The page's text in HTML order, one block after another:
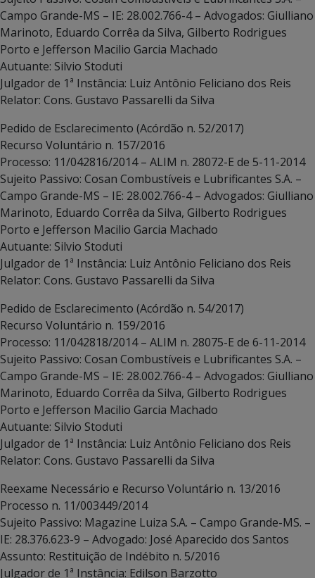
Campo Grande-MS – IE: 28.002.766-4 – Advogados: Giulliano
Marinoto, Eduardo Corrêa da Silva, Gilberto Rodrigues
Porto e Jefferson Macilio Garcia Machado
Autuante: Silvio Stoduti
Julgador de 1ª Instância: Luiz Antônio Feliciano dos Reis
Relator: Cons. Gustavo Passarelli da Silva
Pedido de Esclarecimento (Acórdão n. 52/2017)
Recurso Voluntário n. 157/2016
Processo: 11/042816/2014 – ALIM n. 28072-E de 5-11-2014
Sujeito Passivo: Cosan Combustíveis e Lubrificantes S.A. –
Campo Grande-MS – IE: 28.002.766-4 – Advogados: Giulliano
Marinoto, Eduardo Corrêa da Silva, Gilberto Rodrigues
Porto e Jefferson Macilio Garcia Machado
Autuante: Silvio Stoduti
Julgador de 1ª Instância: Luiz Antônio Feliciano dos Reis
Relator: Cons. Gustavo Passarelli da Silva
Pedido de Esclarecimento (Acórdão n. 54/2017)
Recurso Voluntário n. 159/2016
Processo: 11/042818/2014 – ALIM n. 28075-E de 6-11-2014
Sujeito Passivo: Cosan Combustíveis e Lubrificantes S.A. –
Campo Grande-MS – IE: 28.002.766-4 – Advogados: Giulliano
Marinoto, Eduardo Corrêa da Silva, Gilberto Rodrigues
Porto e Jefferson Macilio Garcia Machado
Autuante: Silvio Stoduti
Julgador de 1ª Instância: Luiz Antônio Feliciano dos Reis
Relator: Cons. Gustavo Passarelli da Silva
Reexame Necessário e Recurso Voluntário n. 13/2016
Processo n. 11/003449/2014
Sujeito Passivo: Magazine Luiza S.A. – Campo Grande-MS. –
IE: 28.376.623-9 – Advogado: José Aparecido dos Santos
Assunto: Restituição de Indébito n. 5/2016
Julgador de 1ª Instância: Edilson Barzotto